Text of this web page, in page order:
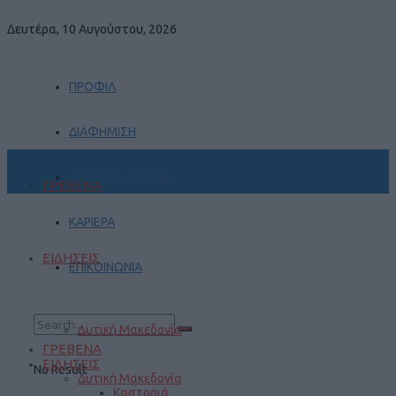
Δευτέρα, 10 Αυγούστου, 2026
ΠΡΟΦΙΛ
ΔΙΑΦΗΜΙΣΗ
ΚΑΡΙΕΡΑ
ΕΠΙΚΟΙΝΩΝΙΑ
No Result
ΓΡΕΒΕΝΑ
ΕΙΔΗΣΕΙΣ
Δυτική Μακεδονία
ΓΡΕΒΕΝΑ
ΕΙΔΗΣΕΙΣ
Δυτική Μακεδονία
Καστοριά